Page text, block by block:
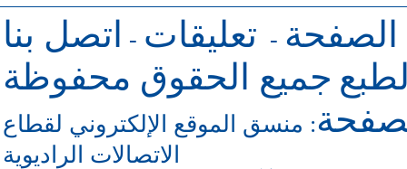
الصفحة - تعليقات -
اتصل بنا
جميع الحقوق محفوظة
: منسق الموقع الإلكتروني لقطاع
الاتصالات الراديوية